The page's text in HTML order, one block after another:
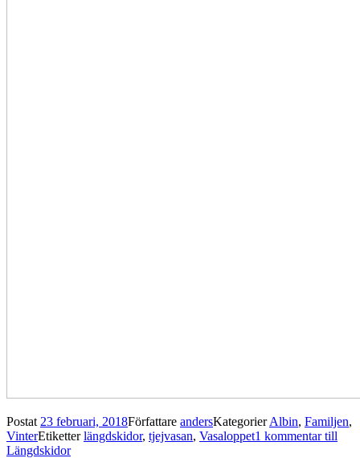
Postat 23 februari, 2018Författare andersKategorierAlbin, Familjen,
VinterEtiketterlängdskidor, tjejvasan, Vasaloppet1 kommentartill
Längdskidor